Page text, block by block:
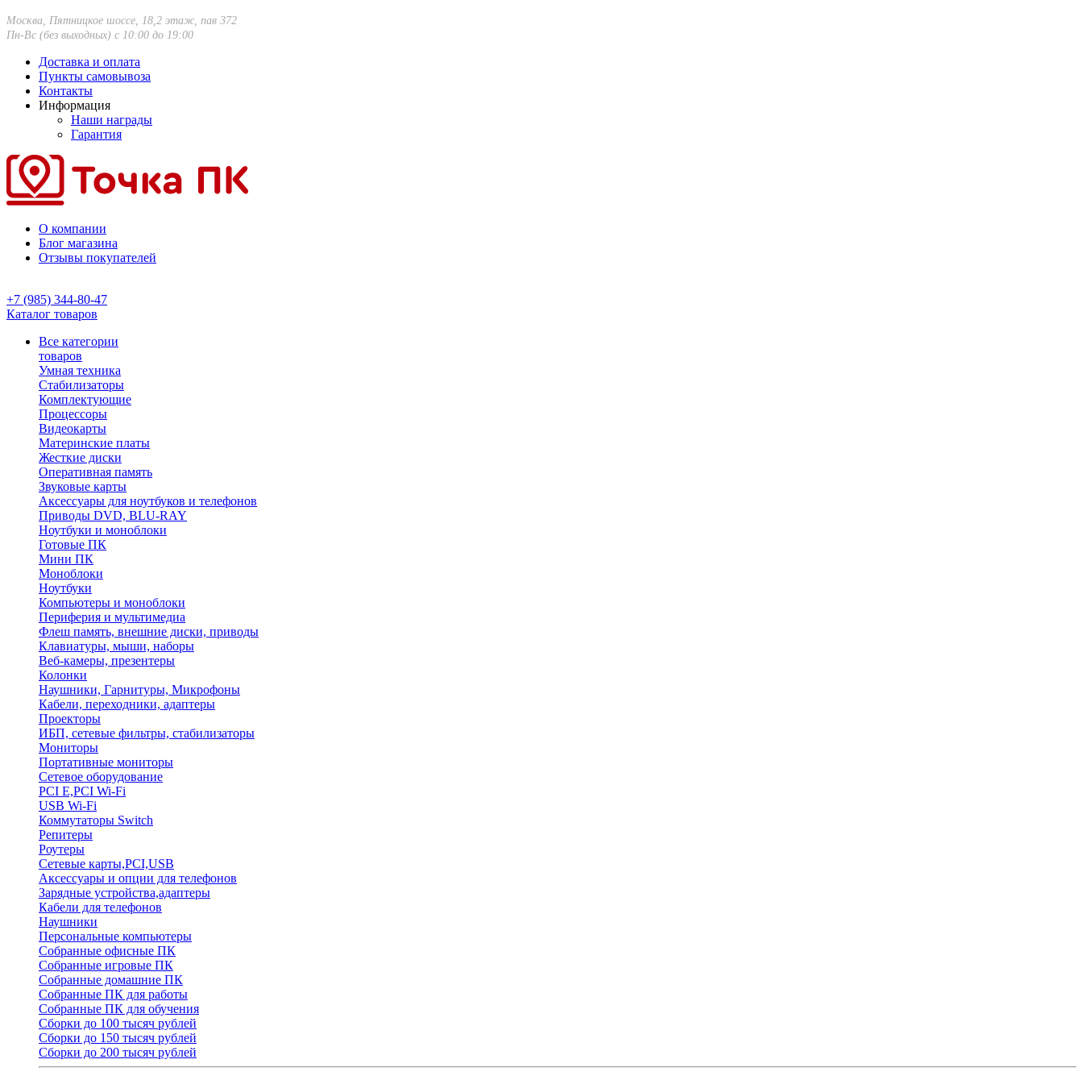
Москва, Пятницкое шоссе, 18,2 этаж, пав 372
Пн-Вс (без выходных) с 10:00 до 19:00
Доставка и оплата
Пункты самовывоза
Контакты
Информация
Наши награды
Гарантия
О компании
Блог магазина
Отзывы покупателей
+7 (985) 344-80-47
Каталог товаров
Все категории
товаров
Умная техника
Стабилизаторы
Комплектующие
Процессоры
Видеокарты
Материнские платы
Жесткие диски
Оперативная память
Звуковые карты
Аксессуары для ноутбуков и телефонов
Приводы DVD, BLU-RAY
Ноутбуки и моноблоки
Готовые ПК
Мини ПК
Моноблоки
Ноутбуки
Компьютеры и моноблоки
Периферия и мультимедиа
Флеш память, внешние диски, приводы
Клавиатуры, мыши, наборы
Веб-камеры, презентеры
Колонки
Наушники, Гарнитуры, Микрофоны
Кабели, переходники, адаптеры
Проекторы
ИБП, сетевые фильтры, стабилизаторы
Мониторы
Портативные мониторы
Сетевое оборудование
PCI E,PCI Wi-Fi
USB Wi-Fi
Коммутаторы Switch
Репитеры
Роутеры
Сетевые карты,PCI,USB
Аксессуары и опции для телефонов
Зарядные устройства,адаптеры
Кабели для телефонов
Наушники
Персональные компьютеры
Собранные офисные ПК
Собранные игровые ПК
Собранные домашние ПК
Собранные ПК для работы
Собранные ПК для обучения
Сборки до 100 тысяч рублей
Сборки до 150 тысяч рублей
Сборки до 200 тысяч рублей